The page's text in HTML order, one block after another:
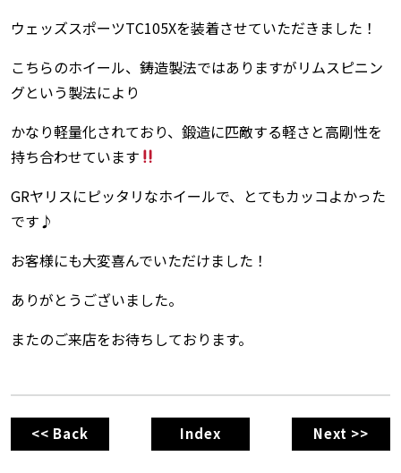
ウェッズスポーツTC105Xを装着させていただきました！
こちらのホイール、鋳造製法ではありますがリムスピニン
グという製法により
かなり軽量化されており、鍛造に匹敵する軽さと高剛性を
持ち合わせています
GRヤリスにピッタリなホイールで、とてもカッコよかった
です♪
お客様にも大変喜んでいただけました！
ありがとうございました。
またのご来店をお待ちしております。
<< Back Index Next >>